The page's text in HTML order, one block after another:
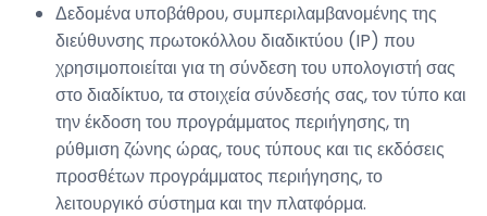
Δεδομένα υποβάθρου, συμπεριλαμβανομένης της
διεύθυνσης πρωτοκόλλου διαδικτύου (IP) που
χρησιμοποιείται για τη σύνδεση του υπολογιστή σας
στο διαδίκτυο, τα στοιχεία σύνδεσής σας, τον τύπο και
την έκδοση του προγράμματος περιήγησης, τη
ρύθμιση ζώνης ώρας, τους τύπους και τις εκδόσεις
προσθέτων προγράμματος περιήγησης, το
λειτουργικό σύστημα και την πλατφόρμα.